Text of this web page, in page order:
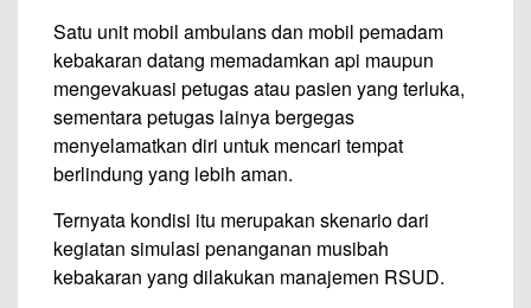
Satu unit mobil ambulans dan mobil pemadam
kebakaran datang memadamkan api maupun
mengevakuasi petugas atau pasien yang terluka,
sementara petugas lainya bergegas
menyelamatkan diri untuk mencari tempat
berlindung yang lebih aman.
Ternyata kondisi itu merupakan skenario dari
kegiatan simulasi penanganan musibah
kebakaran yang dilakukan manajemen RSUD.